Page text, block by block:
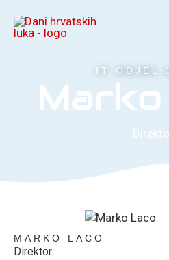
content
IT ODJEL
MARKO LACO
Direktor